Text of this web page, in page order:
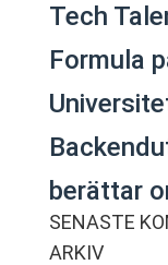
Tech
Formula
berättar
SENASTE
ARKIV